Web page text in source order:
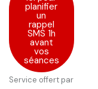
planifier
un
rappel
SMS 1h
avant
vos
séances
Service offert par